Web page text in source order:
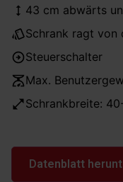
43 cm abwärts
Schrank ragt von
Steuerschalter
Max.
Schrankbreite:
Datenblatt